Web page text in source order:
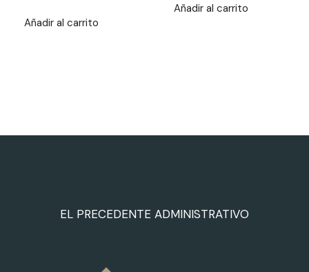
era:
es:
Añadir al carrito
era:
es:
Añadir al carrito
EL PRECEDENTE ADMINISTRATIVO